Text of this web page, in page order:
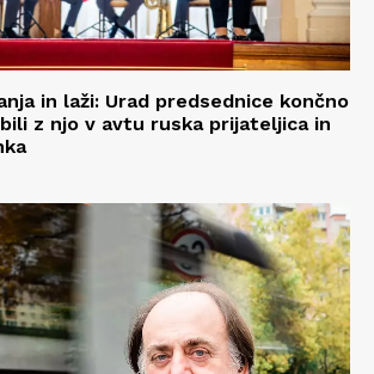
in laži: Urad predsednice končno
z njo v avtu ruska prijateljica in